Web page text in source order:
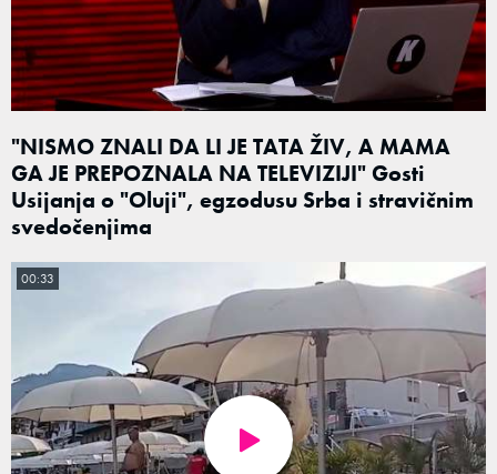
"NISMO ZNALI DA LI JE TATA ŽIV, A MAMA
GA JE PREPOZNALA NA TELEVIZIJI" Gosti
Usijanja o "Oluji", egzodusu Srba i stravičnim
svedočenjima
00:33